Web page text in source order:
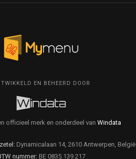
EN BEHEERD DOOR
officieel merk en onderdeel van Windata
Dynamicalaan 14, 2610 Antwerpen, België
nummer:BE 0835.139.217